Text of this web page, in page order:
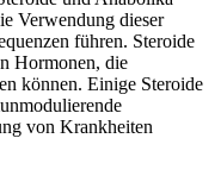
Verwendung dieser
führen. Steroide
Hormonen, die
können. Einige Steroide
von Krankheiten